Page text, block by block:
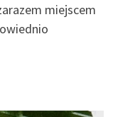
miejscem